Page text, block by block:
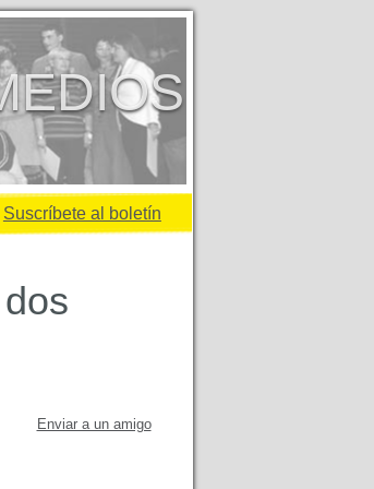
Suscríbete al boletín
Enviar a un amigo